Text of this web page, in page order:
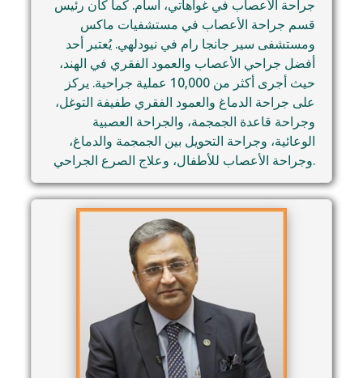
جراحة الأعصاب في غواهاتي، آسام. كما كان رئيس
قسم جراحة الأعصاب في مستشفيات ماكس
ومستشفى سير جانجا رام في نيودلهي. يُعتبر أحد
أفضل جراحي الأعصاب والعمود الفقري في الهند،
حيث أجرى أكثر من 10,000 عملية جراحية. يركز
على جراحة الدماغ والعمود الفقري طفيفة التوغل،
وجراحة قاعدة الجمجمة، والجراحة العصبية
الوعائية، وجراحة التحويل بين الجمجمة والدماغ،
وجراحة الأعصاب للأطفال، وعلاج الصرع الجراحي.